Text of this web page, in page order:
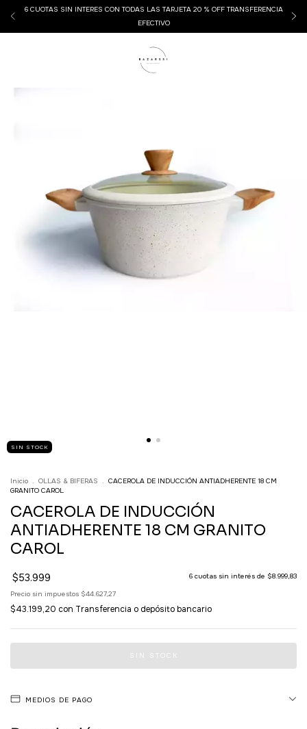
6 CUOTAS SIN INTERES CON TODAS LAS TARJETA 20 % OFF TRANSFERENCIA
EFECTIVO
SIN STOCK
Inicio OLLAS & BIFERAS
CACEROLA DE INDUCCIÓN ANTIADHERENTE 18 CM
GRANITO CAROL
CACEROLA DE INDUCCIÓN
ANTIADHERENTE 18 CM GRANITO
CAROL
$53.999 6 cuotas sin interés de $8.999,83
Precio sin impuestos $44.627,27
$43.199,20 con Transferencia o depósito bancario
MEDIOS DE PAGO